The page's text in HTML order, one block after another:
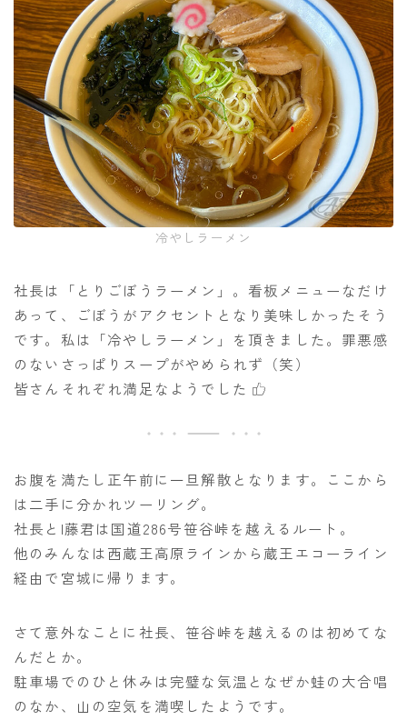
冷やしラーメン
社長は「とりごぼうラーメン」。看板メニューなだけ
あって、ごぼうがアクセントとなり美味しかったそう
です。私は「冷やしラーメン」を頂きました。罪悪感
のないさっぱりスープがやめられず（笑）
皆さんそれぞれ満足なようでした
お腹を満たし正午前に一旦解散となります。ここから
は二手に分かれツーリング。
社長とI藤君は国道286号笹谷峠を越えるルート。
他のみんなは西蔵王高原ラインから蔵王エコーライン
経由で宮城に帰ります。
さて意外なことに社長、笹谷峠を越えるのは初めてな
んだとか。
駐車場でのひと休みは完璧な気温となぜか蛙の大合唱
のなか、山の空気を満喫したようです。